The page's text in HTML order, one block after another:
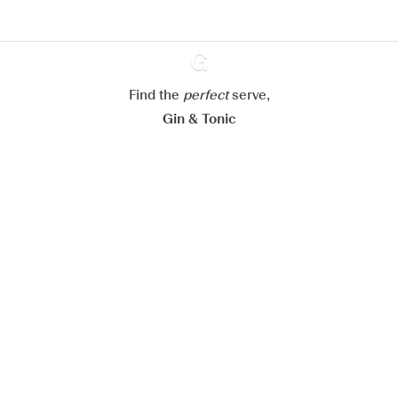
Ginventory
Find the perfectserve,
Gin & Tonic
Refuser tout Accepter tout